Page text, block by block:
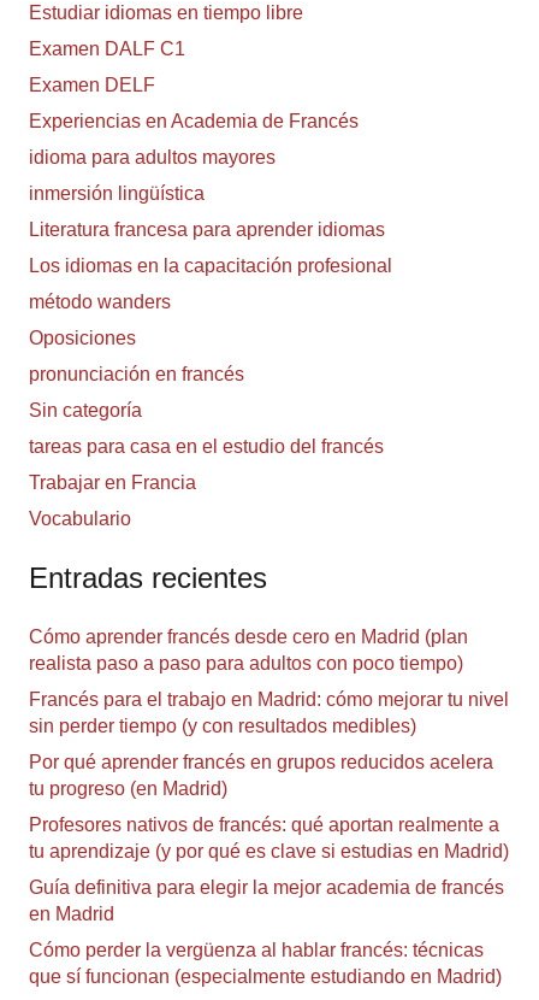
Estudiar idiomas en tiempo libre
Examen DALF C1
Examen DELF
Experiencias en Academia de Francés
idioma para adultos mayores
inmersión lingüística
Literatura francesa para aprender idiomas
Los idiomas en la capacitación profesional
método wanders
Oposiciones
pronunciación en francés
Sin categoría
tareas para casa en el estudio del francés
Trabajar en Francia
Vocabulario
Entradas recientes
Cómo aprender francés desde cero en Madrid (plan
realista paso a paso para adultos con poco tiempo)
Francés para el trabajo en Madrid: cómo mejorar tu nivel
sin perder tiempo (y con resultados medibles)
Por qué aprender francés en grupos reducidos acelera
tu progreso (en Madrid)
Profesores nativos de francés: qué aportan realmente a
tu aprendizaje (y por qué es clave si estudias en Madrid)
Guía definitiva para elegir la mejor academia de francés
en Madrid
Cómo perder la vergüenza al hablar francés: técnicas
que sí funcionan (especialmente estudiando en Madrid)